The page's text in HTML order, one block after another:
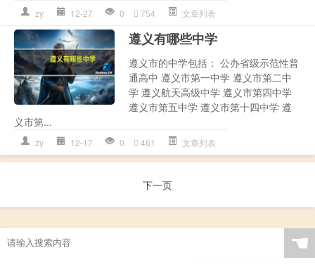
zy 12-27 0 754 文章列表
遵义有哪些中学
遵义市的中学包括： 公办省级示范性普
通高中 遵义市第一中学 遵义市第二中
学 遵义航天高级中学 遵义市第四中学
遵义市第五中学 遵义市第十四中学 遵
义市第...
zy 12-17 0 461 文章列表
下一页
☚